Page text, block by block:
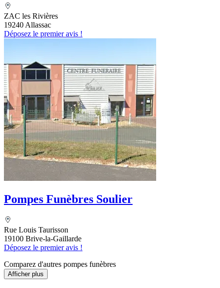
ZAC les Rivières
19240 Allassac
Déposez le premier avis !
Pompes Funèbres Soulier
Rue Louis Taurisson
19100 Brive-la-Gaillarde
Déposez le premier avis !
Comparez d'autres pompes funèbres
Afficher plus